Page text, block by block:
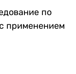
по
применением